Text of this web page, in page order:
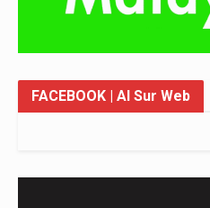
FACEBOOK | Al Sur Web